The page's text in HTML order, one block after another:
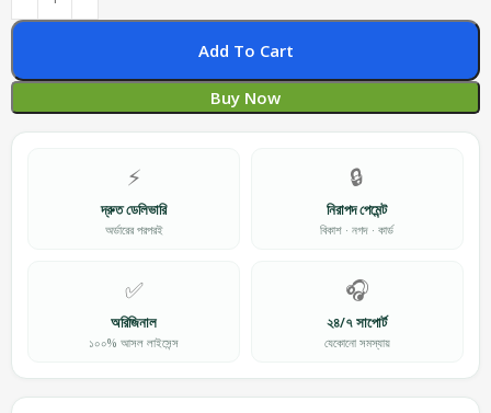
Add To Cart
Buy Now
⚡
দ্রুত ডেলিভারি
অর্ডারের পরপরই
🔒
নিরাপদ পেমেন্ট
বিকাশ · নগদ · কার্ড
✅
অরিজিনাল
১০০% আসল লাইসেন্স
🎧
২৪/৭ সাপোর্ট
যেকোনো সমস্যায়